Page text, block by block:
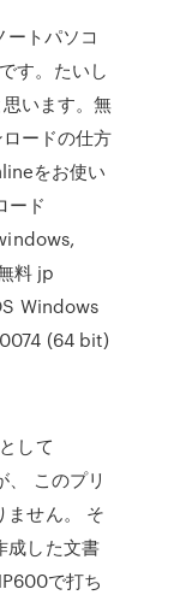
トパソコ
す。たいし
います。無
ードの仕方
をお使い
ード
料 jp
Windows
(64 bit)
して
このプリ
ません。 そ
成した文書
で打ち